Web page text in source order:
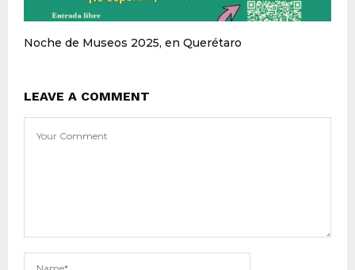
Noche de Museos 2025, en Querétaro
LEAVE A COMMENT